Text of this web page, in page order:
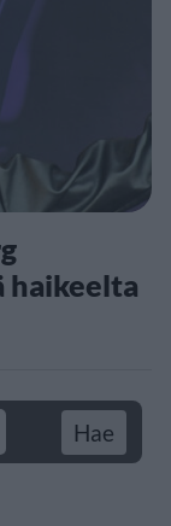
haikeelta